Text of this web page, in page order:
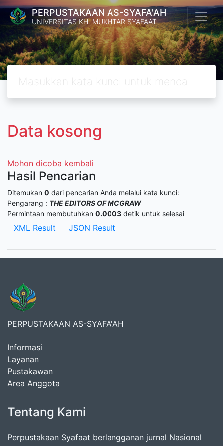
PERPUSTAKAAN AS-SYAFA'AH
UNIVERSITAS KH. MUKHTAR SYAFAAT
Data kosong
Mohon dicoba kembali
Hasil Pencarian
Ditemukan 0 dari pencarian Anda melalui kata kunci:
Pengarang : THE EDITORS OF MCGRAW
Permintaan membutuhkan 0.0003 detik untuk selesai
XML Result JSON Result
PERPUSTAKAAN AS-SYAFA'AH
Informasi
Layanan
Pustakawan
Area Anggota
Tentang Kami
Perpustakaan Syafaat berlangganan jurnal Nasional